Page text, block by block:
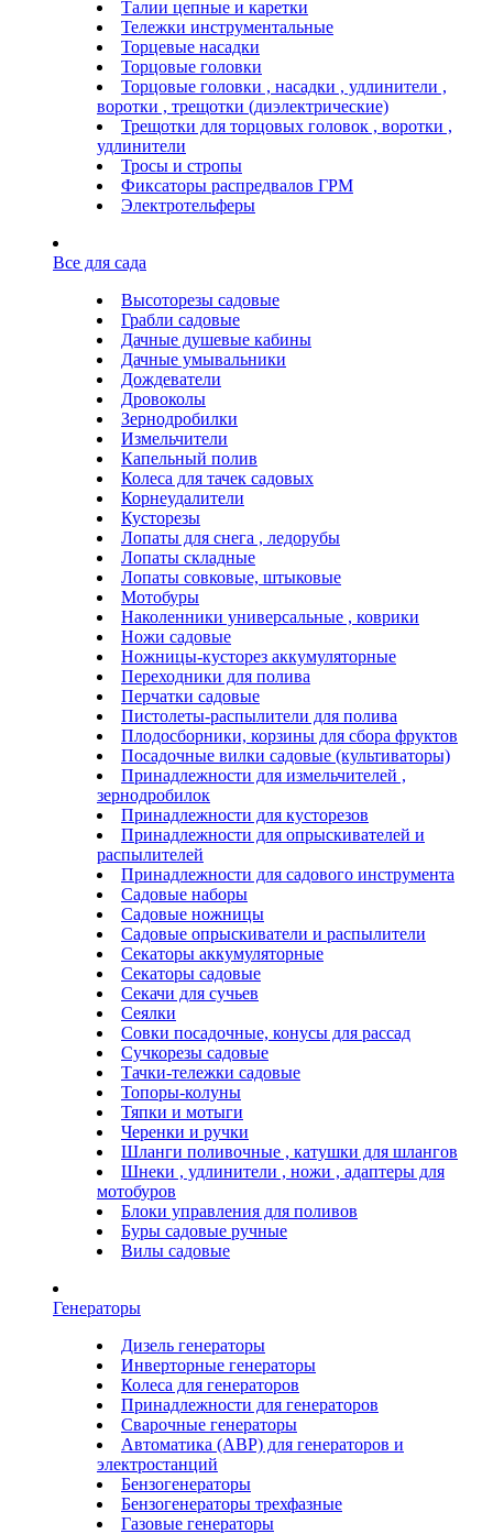
Талии цепные и каретки
Тележки инструментальные
Торцевые насадки
Торцовые головки
Торцовые головки , насадки , удлинители ,
воротки , трещотки (диэлектрические)
Трещотки для торцовых головок , воротки ,
удлинители
Тросы и стропы
Фиксаторы распредвалов ГРМ
Электротельферы
Все для сада
Высоторезы садовые
Грабли садовые
Дачные душевые кабины
Дачные умывальники
Дождеватели
Дровоколы
Зернодробилки
Измельчители
Капельный полив
Колеса для тачек садовых
Корнеудалители
Кусторезы
Лопаты для снега , ледорубы
Лопаты складные
Лопаты совковые, штыковые
Мотобуры
Наколенники универсальные , коврики
Ножи садовые
Ножницы-кусторез аккумуляторные
Переходники для полива
Перчатки садовые
Пистолеты-распылители для полива
Плодосборники, корзины для сбора фруктов
Посадочные вилки садовые (культиваторы)
Принадлежности для измельчителей ,
зернодробилок
Принадлежности для кусторезов
Принадлежности для опрыскивателей и
распылителей
Принадлежности для садового инструмента
Садовые наборы
Садовые ножницы
Садовые опрыскиватели и распылители
Секаторы аккумуляторные
Секаторы садовые
Секачи для сучьев
Сеялки
Совки посадочные, конусы для рассад
Сучкорезы садовые
Тачки-тележки садовые
Топоры-колуны
Тяпки и мотыги
Черенки и ручки
Шланги поливочные , катушки для шлангов
Шнеки , удлинители , ножи , адаптеры для
мотобуров
Блоки управления для поливов
Буры садовые ручные
Вилы садовые
Генераторы
Дизель генераторы
Инверторные генераторы
Колеса для генераторов
Принадлежности для генераторов
Сварочные генераторы
Автоматика (АВР) для генераторов и
электростанций
Бензогенераторы
Бензогенераторы трехфазные
Газовые генераторы